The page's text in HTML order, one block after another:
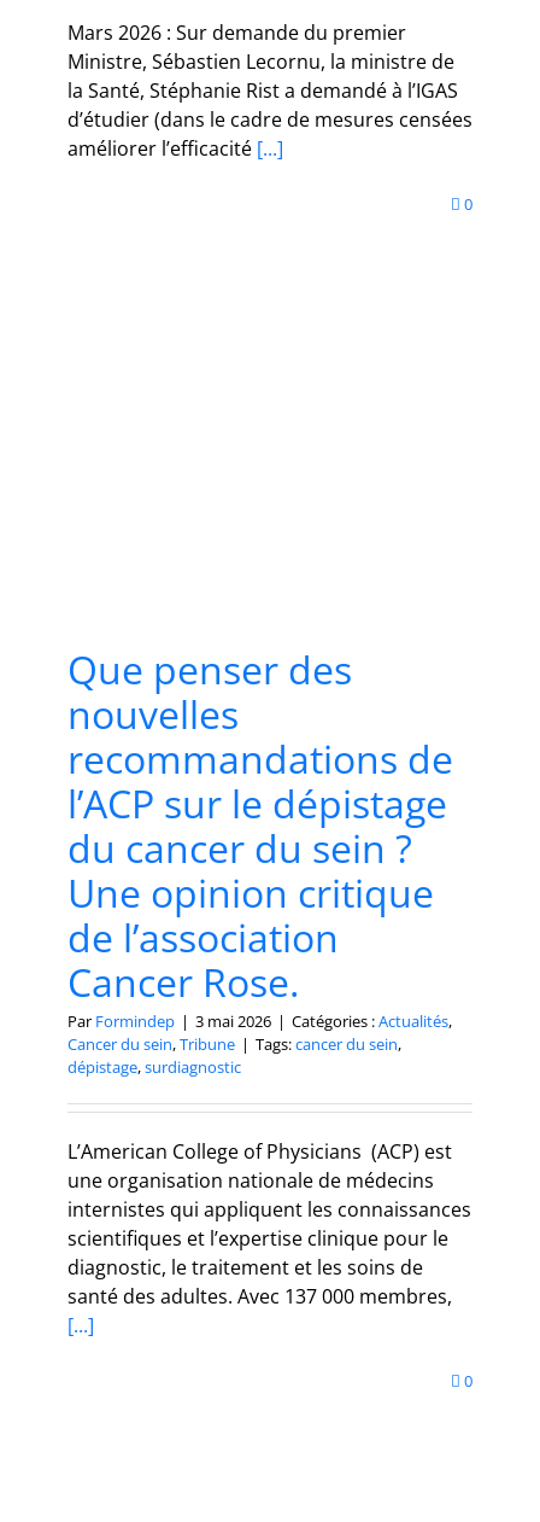
Mars 2026 : Sur demande du premier
Ministre, Sébastien Lecornu, la ministre de
la Santé, Stéphanie Rist a demandé à l’IGAS
d’étudier (dans le cadre de mesures censées
améliorer l’efficacité [...]
0
Que penser des
nouvelles
recommandations de
l’ACP sur le dépistage
du cancer du sein ?
Une opinion critique
de l’association
Cancer Rose.
Par Formindep | 3 mai 2026 | Catégories :Actualités,
Cancer du sein,Tribune | Tags:cancer du sein,
dépistage,surdiagnostic
L’American College of Physicians (ACP) est
une organisation nationale de médecins
internistes qui appliquent les connaissances
scientifiques et l’expertise clinique pour le
diagnostic, le traitement et les soins de
santé des adultes. Avec 137 000 membres,
[...]
0